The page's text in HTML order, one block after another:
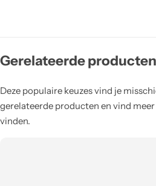
Gerelateerde producten
Deze populaire keuzes vind je
gerelateerde producten en vind
vinden.